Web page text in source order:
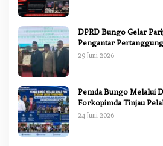
DPRD Bungo Gelar
Pengantar
APBD 2025
29 Juni 2026
Pemda Bungo Melalui
Forkopimda Tinjau
2026
24 Juni 2026